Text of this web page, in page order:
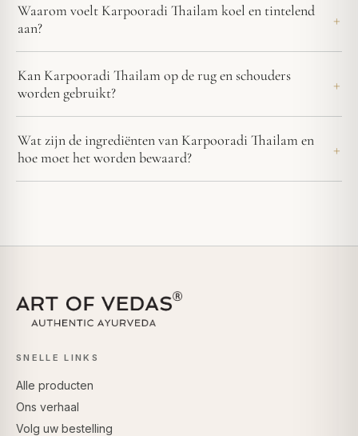
Waarom voelt Karpooradi Thailam koel en tintelend
aan?
Kan Karpooradi Thailam op de rug en schouders
worden gebruikt?
Wat zijn de ingrediënten van Karpooradi Thailam en
hoe moet het worden bewaard?
SNELLE LINKS
Alle producten
Ons verhaal
Volg uw bestelling